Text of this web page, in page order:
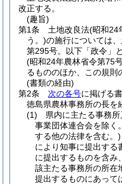
改正する。
(趣旨)
第1条
土地改良法(昭和24
う。)の施行については
第295号。以下「政令」
(昭和24年農林省令第75
るもののほか、この規則
(書類の経由)
第2条
次の各号に掲げる
徳島県農林事務所の長を
(1)
県内に主たる事務
事業団体連合会を除く
する他の法律を含む。)
により知事に提出する
に提出するものを含み、
該主たる事務所の所在
提出するものにあって